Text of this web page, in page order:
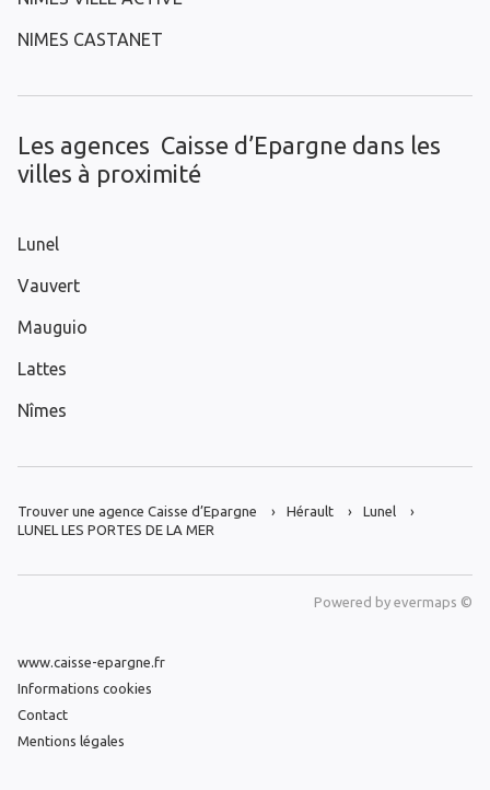
NIMES CASTANET
Les agences Caisse d’Epargne dans les
villes à proximité
Lunel
Vauvert
Mauguio
Lattes
Nîmes
Trouver une agence Caisse d’Epargne Hérault
Lunel
LUNEL LES PORTES DE LA MER
Powered by evermaps ©
www.caisse-epargne.fr
Informations cookies
Contact
Mentions légales